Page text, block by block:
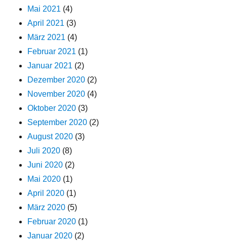
Mai 2021 (4)
April 2021 (3)
März 2021 (4)
Februar 2021 (1)
Januar 2021 (2)
Dezember 2020 (2)
November 2020 (4)
Oktober 2020 (3)
September 2020 (2)
August 2020 (3)
Juli 2020 (8)
Juni 2020 (2)
Mai 2020 (1)
April 2020 (1)
März 2020 (5)
Februar 2020 (1)
Januar 2020 (2)